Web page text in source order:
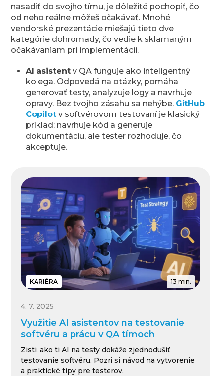
nasadiť do svojho tímu, je dôležité pochopiť, čo
od neho reálne môžeš očakávať. Mnohé
vendorské prezentácie miešajú tieto dve
kategórie dohromady, čo vedie k sklamaným
očakávaniam pri implementácii.
AI asistent v QA funguje ako inteligentný
kolega. Odpovedá na otázky, pomáha
generovať testy, analyzuje logy a navrhuje
opravy. Bez tvojho zásahu sa nehýbe. GitHub
Copilot v softvérovom testovaní je klasický
príklad: navrhuje kód a generuje
dokumentáciu, ale tester rozhoduje, čo
akceptuje.
KARIÉRA 13 min.
4. 7. 2025
Využitie AI asistentov na testovanie
softvéru a prácu v QA tímoch
Zisti, ako ti AI na testy dokáže zjednodušiť
testovanie softvéru. Pozri si návod na vytvorenie
a praktické tipy pre testerov.